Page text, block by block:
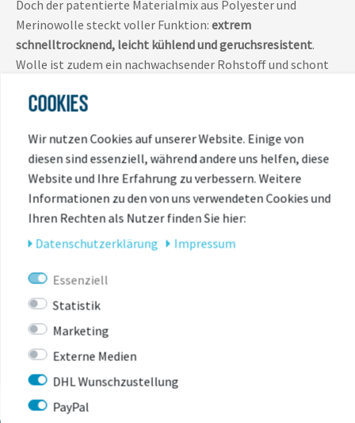
Doch der patentierte Materialmix aus Polyester und
Merinowolle steckt voller Funktion: extrem
schnelltrocknend, leicht kühlend und geruchsresistent.
Wolle ist zudem ein nachwachsender Rohstoff und schont
Label steht für ein umweltfreundliches, funktionelles
COOKIES
Wir nutzen Cookies auf unserer Website. Einige von
diesen sind essenziell, während andere uns helfen, diese
Website und Ihre Erfahrung zu verbessern. Weitere
Informationen zu den von uns verwendeten Cookies und
Ihren Rechten als Nutzer finden Sie hier:
Daten­schutz­erklärung
Impressum
Essenziell
Statistik
Marketing
Externe Medien
DHL Wunschzustellung
PayPal